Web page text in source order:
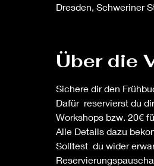
Dresden, Schweriner
Über die
Sichere dir den
Dafür  reservierst du
Workshops bzw. 20€
Alle Details dazu
Solltest  du wider